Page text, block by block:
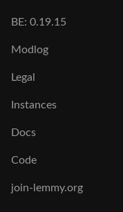
BE: 0.19.15
Modlog
Legal
Instances
Docs
Code
join-lemmy.org